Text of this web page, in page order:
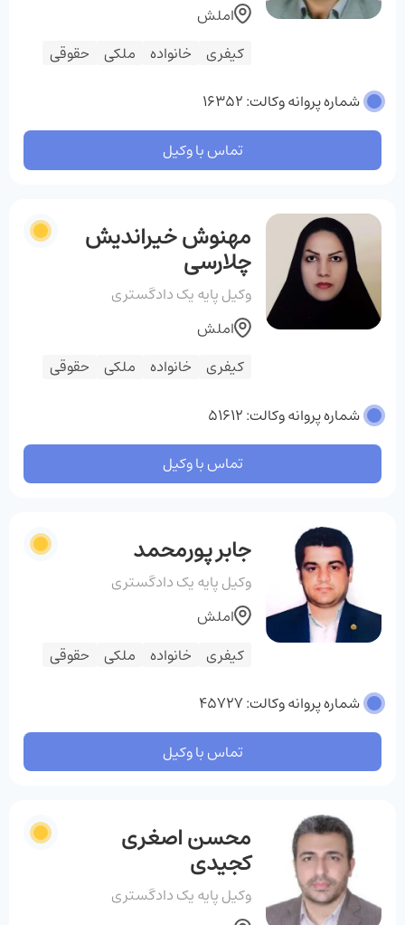
کیفری خانواده ملکی حقوقی
املش
شماره پروانه وکالت: 16352
تماس با وکیل
مهنوش خیراندیش
چلارسی
وکیل پایه یک دادگستری
کیفری خانواده ملکی حقوقی
املش
شماره پروانه وکالت: 51612
تماس با وکیل
جابر پورمحمد
وکیل پایه یک دادگستری
کیفری خانواده ملکی حقوقی
املش
شماره پروانه وکالت: 45727
تماس با وکیل
محسن اصغری
کجیدی
وکیل پایه یک دادگستری